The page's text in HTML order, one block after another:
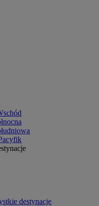
destynacje